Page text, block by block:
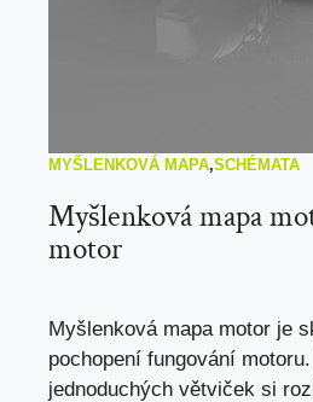
MYŠLENKOVÁ MAPA,SCHÉMATA
Myšlenková mapa
motor
Myšlenková mapa motor je
pochopení fungování
jednoduchých větviček si